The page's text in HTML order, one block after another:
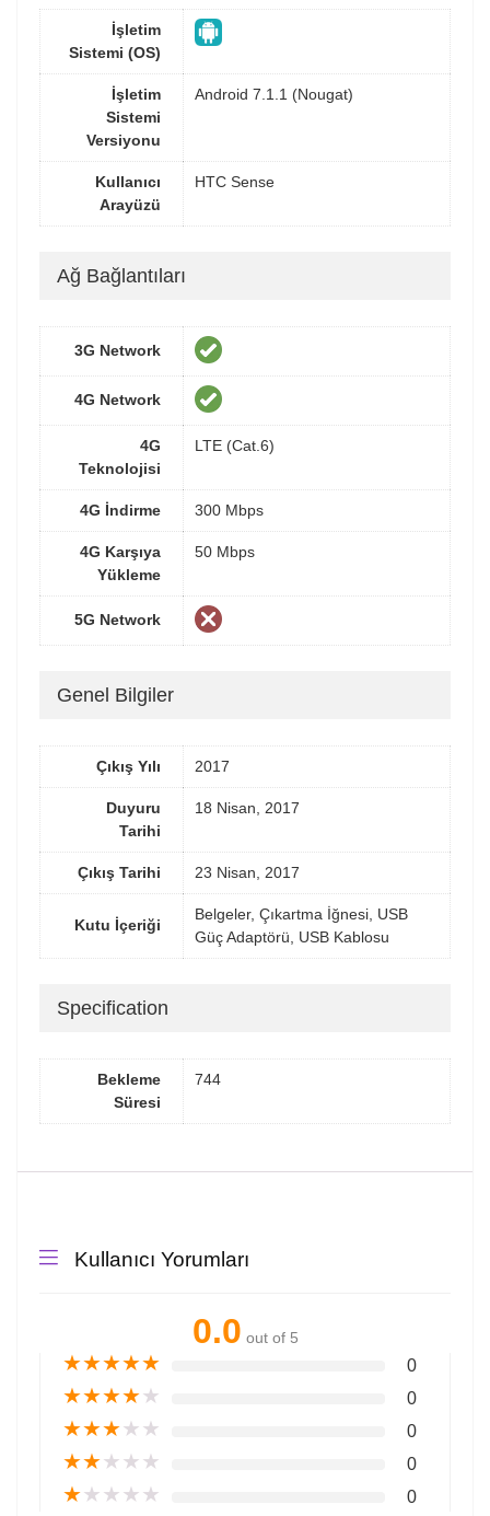
İşletim
Sistemi (OS)
İşletim
Sistemi
Versiyonu
Android 7.1.1 (Nougat)
Kullanıcı
Arayüzü
HTC Sense
Ağ Bağlantıları
3G Network
4G Network
4G
Teknolojisi
LTE (Cat.6)
4G İndirme 300 Mbps
4G Karşıya
Yükleme
50 Mbps
5G Network
Genel Bilgiler
Çıkış Yılı 2017
Duyuru
Tarihi
18 Nisan, 2017
Çıkış Tarihi 23 Nisan, 2017
Kutu İçeriği
Belgeler, Çıkartma İğnesi, USB
Güç Adaptörü, USB Kablosu
Specification
Bekleme
Süresi
744
Kullanıcı Yorumları
0.0 out of 5
★★★★★ 0
★★★★★ 0
★★★★★ 0
★★★★★ 0
★★★★★ 0